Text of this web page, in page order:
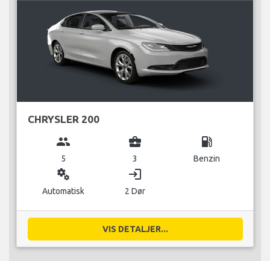
CHRYSLER 200
group
5
business_center
3
local_gas_station
Benzin
miscellaneous_services
Automatisk
login
2 Dør
VIS DETALJER...